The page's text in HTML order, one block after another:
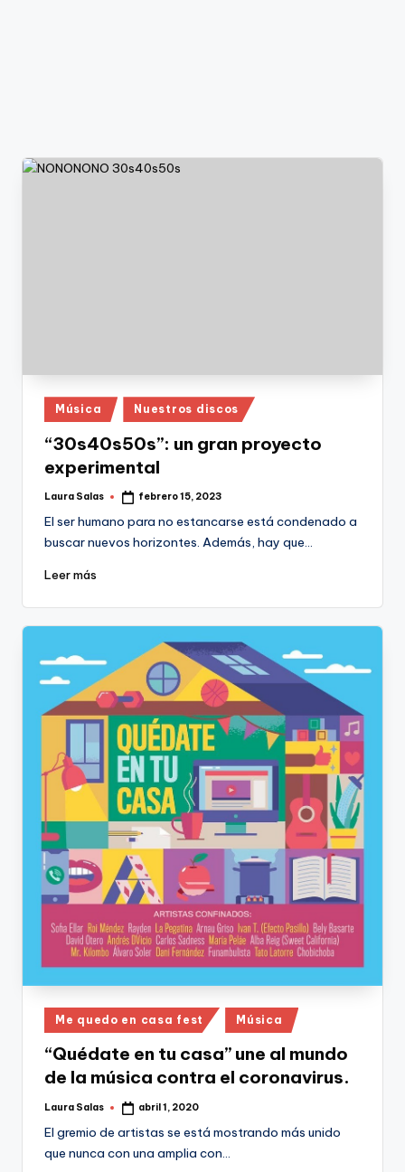
Publicado
en
Música Nuestros discos
“30s40s50s”: un gran proyecto
experimental
Publicado
Laura Salas febrero 15, 2023
El ser humano para no estancarse está condenado a
buscar nuevos horizontes. Además, hay que…
Leer más
Publicado
en
Me quedo en casa fest Música
“Quédate en tu casa” une al mundo
de la música contra el coronavirus.
Publicado
Laura Salas abril 1, 2020
El gremio de artistas se está mostrando más unido
que nunca con una amplia con…